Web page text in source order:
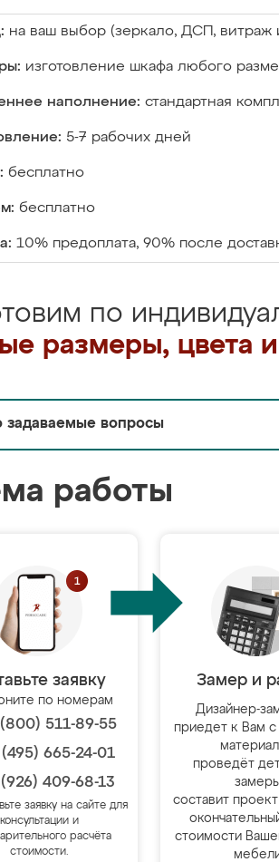
на ваш выбор (зеркало, ДСП, витраж
изготовление шкафа любого
наполнение: стандартная
5-7 рабочих дней
бесплатно
бесплатно
10% предоплата, 90% после
по
размеры, цвета
задаваемые вопросы
работы
заявку
по номерам
511-89-55
665-24-01
409-68-13
заявку на сайте для
консультации и
расчёта
стоимости.
Замер и
Дизайнер-
приедет к Вам с
проведёт
составит
стоимости